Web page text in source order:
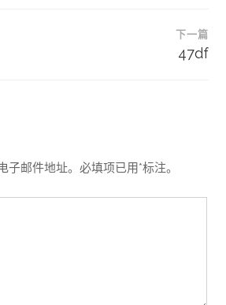
下一篇
47df
子邮件地址。必填项已用*标注。